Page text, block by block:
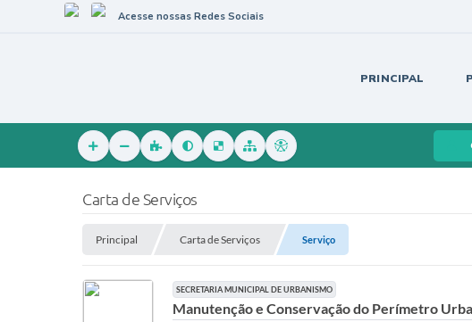
Acesse nossas Redes Sociais
PRINCIPAL
Carta de Serviços
Principal Carta de Serviços Serviço
SECRETARIA MUNICIPAL DE URBANISMO
Manutenção e Conservação do Perímetro